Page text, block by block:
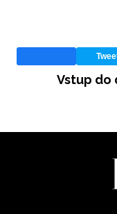
Vstup do